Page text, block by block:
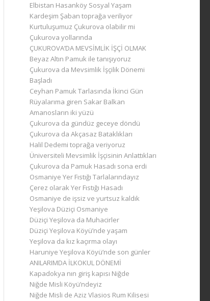
Elbistan Hasanköy Sosyal Yaşam
Kardeşim Şaban toprağa veriliyor
Kurtuluşumuz Çukurova olabilir mi
Çukurova yollarında
ÇUKUROVA’DA MEVSİMLİK İŞÇİ OLMAK
Beyaz Altın Pamuk ile tanışıyoruz
Çukurova da Mevsimlik İşçilik Dönemi
Başladı
Ceyhan Pamuk Tarlasında İkinci Gün
Rüyalarıma giren Sakar Balkan
Amanosların iki yüzü
Çukurova da gündüz geceye döndü
Çukurova da Akçasaz Bataklıkları
Halil Dedemi toprağa veriyoruz
Üniversiteli Mevsimlik İşçisinin Anlattıkları
Çukurova da Pamuk Hasadı sona erdi
Osmaniye Yer Fıstığı Tarlalarındayız
Çerez olarak Yer Fıstığı Hasadı
Osmaniye de işsiz ve yurtsuz kaldık
Yeşilova Düziçi Osmaniye
Düziçi Yeşilova da Muhacirler
Düziçi Yeşilova Köyü’nde yaşam
Yeşilova da kız kaçırma olayı
Haruniye Yeşilova Köyü’nde son günler
ANILARIMDA İLKOKUL DÖNEMİ
Kapadokya nın giriş kapısı Niğde
Niğde Misli Köyü’ndeyiz
Niğde Misli de Aziz Vlasios Rum Kilisesi